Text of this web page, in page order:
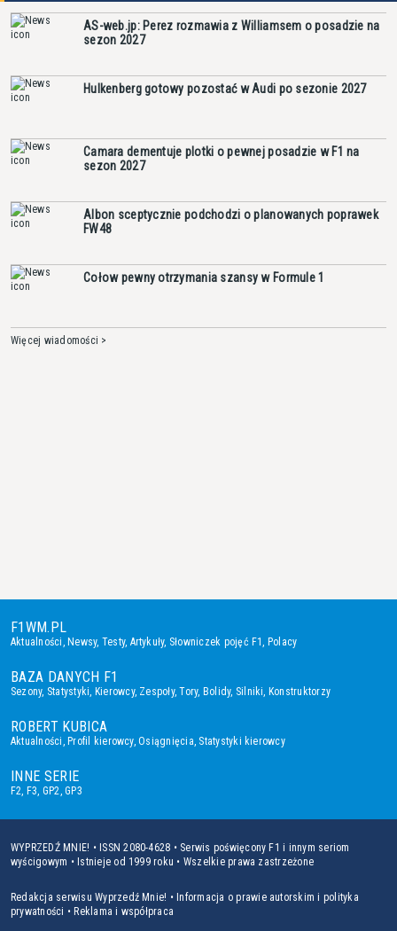
AS-web.jp: Perez rozmawia z Williamsem o posadzie na
sezon 2027
Hulkenberg gotowy pozostać w Audi po sezonie 2027
Camara dementuje plotki o pewnej posadzie w F1 na
sezon 2027
Albon sceptycznie podchodzi o planowanych poprawek
FW48
Cołow pewny otrzymania szansy w Formule 1
Więcej wiadomości >
F1WM.PL
Aktualności, Newsy, Testy, Artykuły, Słowniczek pojęć F1, Polacy
BAZA DANYCH F1
Sezony, Statystyki, Kierowcy, Zespoły,Tory, Bolidy, Silniki, Konstruktorzy
ROBERT KUBICA
Aktualności, Profil kierowcy,Osiągnięcia, Statystyki kierowcy
INNE SERIE
F2, F3, GP2,GP3
WYPRZEDŹ MNIE! • ISSN 2080-4628 • Serwis poświęcony F1 i innym seriom
wyścigowym • Istnieje od 1999 roku • Wszelkie prawa zastrzeżone
Redakcja serwisu Wyprzedź Mnie! • Informacja o prawie autorskim i polityka
prywatności • Reklama i współpraca